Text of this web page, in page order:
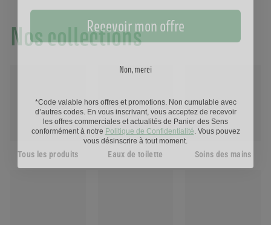
Nos collections
Tous les produits Eaux de toilette Soins des mains
Recevoir mon offre
d’autres codes. En vous inscrivant, vous acceptez de recevoir
les offres commerciales et actualités de Panier des Sens
conformément à notrePolitique de Confidentialité. Vous pouvez
vous désinscrire à tout moment.